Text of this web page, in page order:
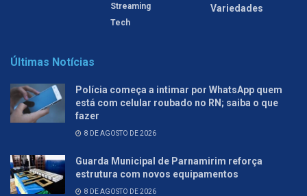
Streaming
Tech
Variedades
Últimas Notícias
Polícia começa a intimar por WhatsApp quem
está com celular roubado no RN; saiba o que
fazer
8 DE AGOSTO DE 2026
Guarda Municipal de Parnamirim reforça
estrutura com novos equipamentos
8 DE AGOSTO DE 2026